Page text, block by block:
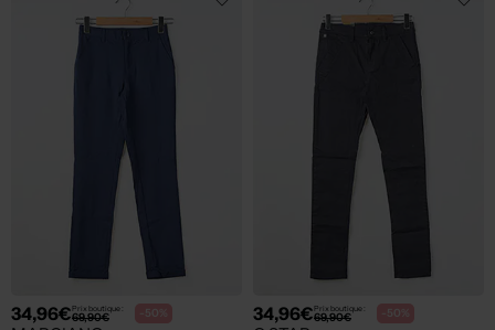
34,96€Prix boutique :
69,90€ -50% 34,96€Prix boutique :
69,90€ -50%